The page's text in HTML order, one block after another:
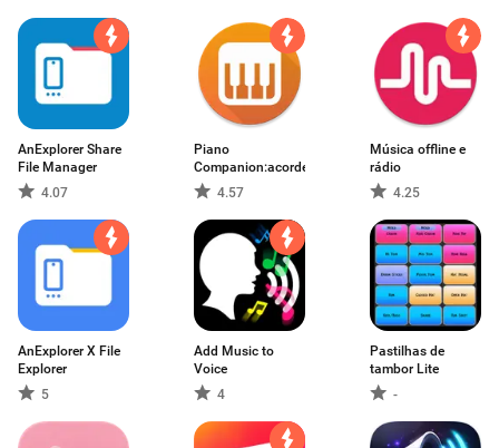
AnExplorer Share
File Manager
4.07
Piano
Companion:acordes,escala
4.57
Música offline e
rádio
4.25
AnExplorer X File
Explorer
5
Add Music to
Voice
4
Pastilhas de
tambor Lite
-